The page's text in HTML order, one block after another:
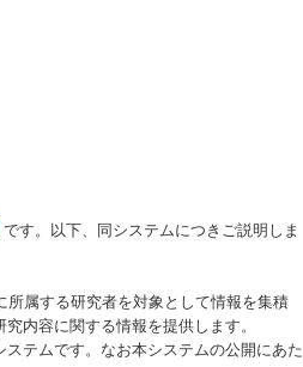
です。以下、同システムにつきご説明しま
所属する研究者を対象として情報を集積
内容に関する情報を提供します。
テムです。なお本システムの公開にあた